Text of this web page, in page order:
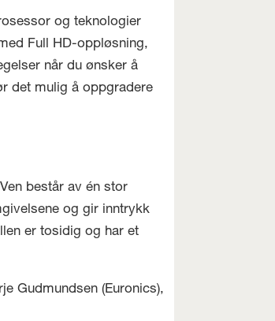
og teknologier
Full HD-oppløsning,
når du ønsker å
det mulig å oppgradere
består av én stor
og gir inntrykk
er tosidig og har et
Gudmundsen (Euronics),